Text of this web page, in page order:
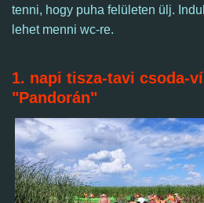
tenni, hogy puha felületen ülj.
lehet menni wc-re.
1. napi tisza-tavi csoda-
"Pandorán"